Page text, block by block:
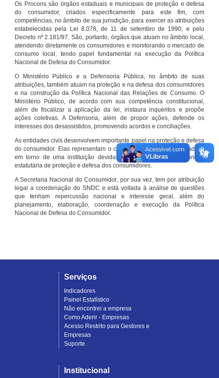
Os Procons são órgãos estaduais e municipais de proteção e defesa
do consumidor, criados especificamente para este fim, com
competências, no âmbito de sua jurisdição, para exercer as atribuições
estabelecidas pela Lei 8.078, de 11 de setembro de 1990, e pelo
Decreto nº 2.181/97. São, portanto, órgãos que atuam no âmbito local,
atendendo diretamente os consumidores e monitorando o mercado de
consumo local, tendo papel fundamental na execução da Política
Nacional de Defesa do Consumidor.
O Ministério Público e a Defensoria Pública, no âmbito de suas
atribuições, também atuam na proteção e na defesa dos consumidores
e na construção da Política Nacional das Relações de Consumo. O
Ministério Público, de acordo com sua competência constitucional,
além de fiscalizar a aplicação da lei, instaura inquéritos e propõe
ações coletivas. A Defensoria, além de propor ações, defende os
interesses dos desassistidos, promovendo acordos e conciliações.
As entidades civis desenvolvem importante papel na proteção e defesa
do consumidor. Elas representam o conjunto organizado de cidadãos
em torno de uma instituição devidamente registrada e com função
estatutária de proteção e defesa dos consumidores.
A Secretaria Nacional do Consumidor, por sua vez, tem por atribuição
legal a coordenação do SNDC e está voltada à análise de questões
que tenham repercussão nacional e interesse geral, além do
planejamento, elaboração, coordenação e execução da Política
Nacional de Defesa do Consumidor.
Serviços
Indicadores
Painel Estatístico
Não encontrei a empresa
Como Aderir - Empresas
Acesso Restrito para Gestores e
Empresas
Suporte
Institucional